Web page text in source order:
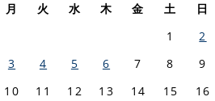
月
火 水 木 金 土
日
1
2
3
4 5 6 7 8
9
10
11 12 13 14 15
16